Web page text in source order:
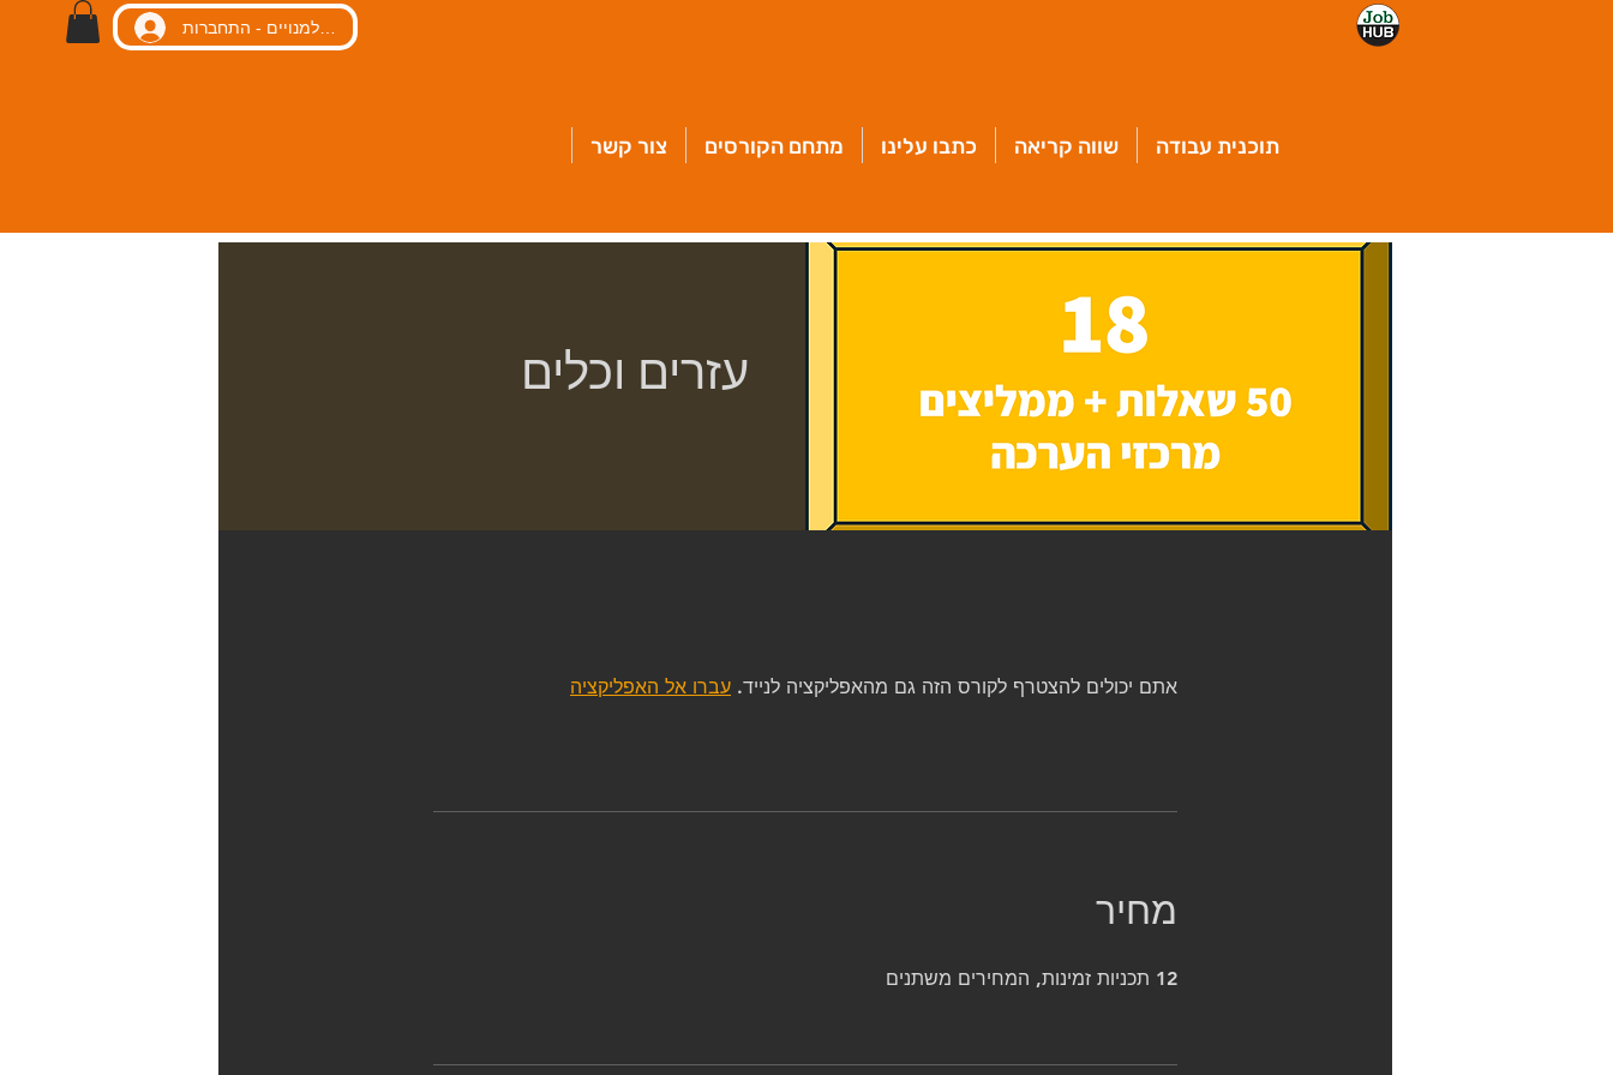
כניסה למנויים - התחברות
תוכנית עבודה שווה קריאה כתבו עלינו מתחם הקורסים צור קשר
עזרים וכלים
אתם יכולים להצטרף לקורס הזה גם מהאפליקציה לנייד. עברו אל האפליקציה
מחיר
12 תכניות זמינות, המחירים משתנים